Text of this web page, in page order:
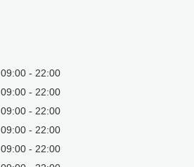
09:00
22:00
09:00
22:00
09:00
22:00
09:00
22:00
09:00
22:00